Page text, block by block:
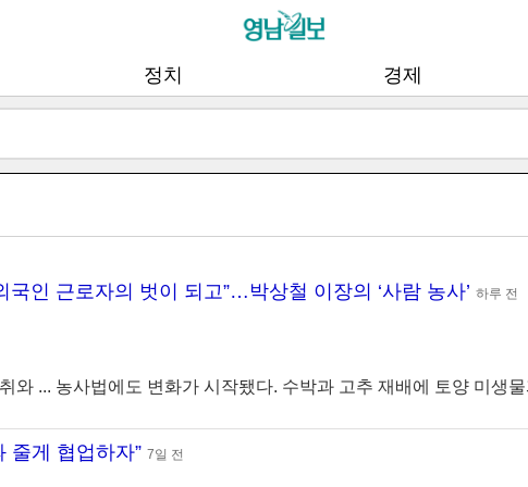
정치 경제